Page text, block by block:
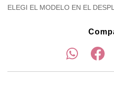
ELEGI EL MODELO EN EL